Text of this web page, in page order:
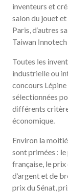
inventeurs et
salon du jouet
Paris, d’autres
Taiwan
Toutes les
industrielle ou
concours
sélectionnées
différents
économique.
Environ la
sont primées :
française, le prix
d’argent et de
prix du Sénat,